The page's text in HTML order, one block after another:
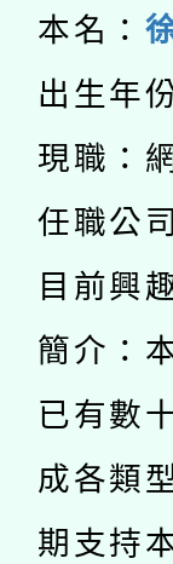
用
動
答
有
人
心
案。
本
招
招)
適
本
暨
科
礎
A3
「
pilot
薪
轉
本名：
出生年
現職：
任職公
目前興
簡介：
已有數
成各類
期支持